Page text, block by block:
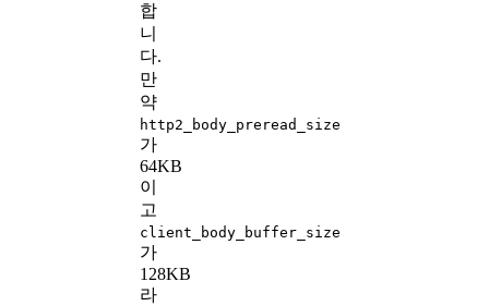
합
니
다.
만
약
http2_body_preread_size
가
64KB
이
고
client_body_buffer_size
가
128KB
라